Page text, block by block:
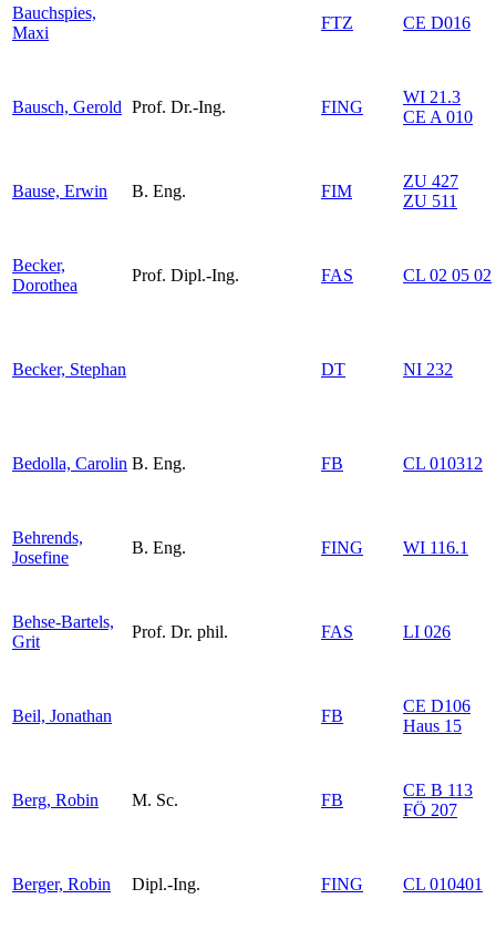
Bauchspies,
Maxi
FTZ CE D016
Bausch, Gerold Prof. Dr.-Ing. FING
WI 21.3
CE A 010
Bause, Erwin B. Eng. FIM
ZU 427
ZU 511
Becker,
Dorothea
Prof. Dipl.-Ing. FAS CL 02 05 02
Becker, Stephan DT NI 232
Bedolla, Carolin B. Eng. FB CL 010312
Behrends,
Josefine
B. Eng. FING WI 116.1
Behse-Bartels,
Grit
Prof. Dr. phil. FAS LI 026
Beil, Jonathan FB
CE D106
Haus 15
Berg, Robin M. Sc. FB
CE B 113
FÖ 207
Berger, Robin Dipl.-Ing. FING CL 010401